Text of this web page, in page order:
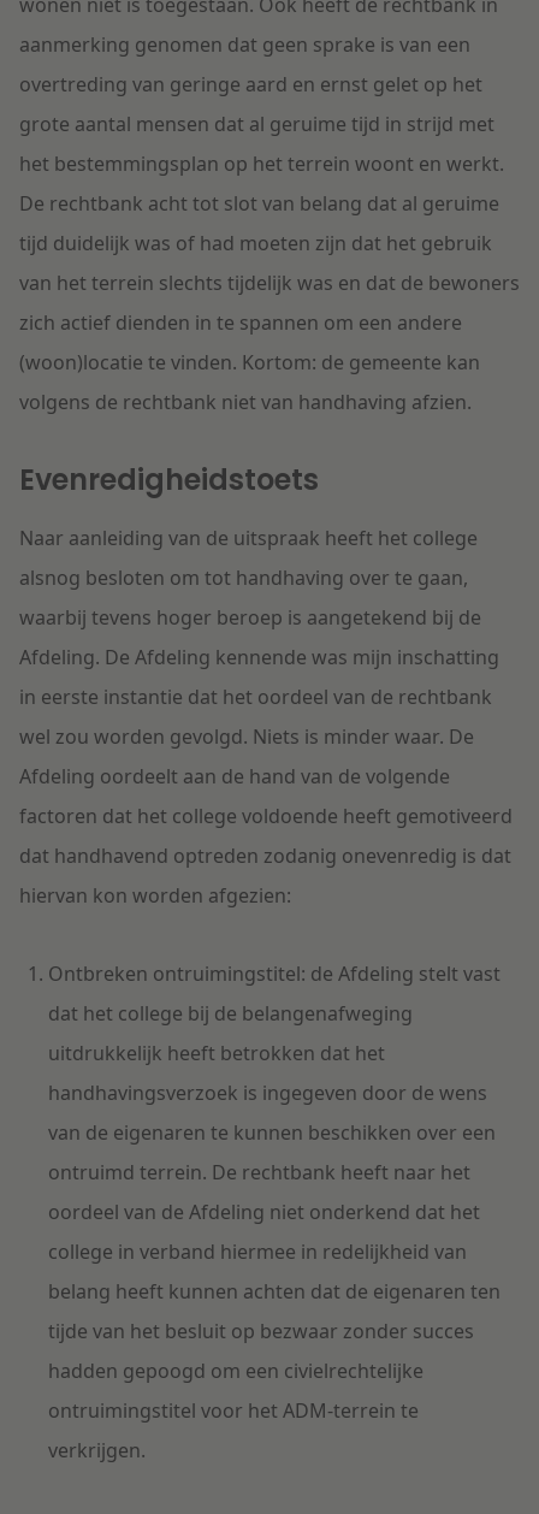
aanmerking genomen dat geen sprake is van een
overtreding van geringe aard en ernst gelet op het
grote aantal mensen dat al geruime tijd in strijd met
het bestemmingsplan op het terrein woont en werkt.
De rechtbank acht tot slot van belang dat al geruime
tijd duidelijk was of had moeten zijn dat het gebruik
van het terrein slechts tijdelijk was en dat de bewoners
zich actief dienden in te spannen om een andere
(woon)locatie te vinden. Kortom: de gemeente kan
volgens de rechtbank niet van handhaving afzien.
Evenredigheidstoets
Naar aanleiding van de uitspraak heeft het college
alsnog besloten om tot handhaving over te gaan,
waarbij tevens hoger beroep is aangetekend bij de
Afdeling. De Afdeling kennende was mijn inschatting
in eerste instantie dat het oordeel van de rechtbank
wel zou worden gevolgd. Niets is minder waar. De
Afdeling oordeelt aan de hand van de volgende
factoren dat het college voldoende heeft gemotiveerd
dat handhavend optreden zodanig onevenredig is dat
hiervan kon worden afgezien:
Ontbreken ontruimingstitel: de Afdeling stelt vast
dat het college bij de belangenafweging
uitdrukkelijk heeft betrokken dat het
handhavingsverzoek is ingegeven door de wens
van de eigenaren te kunnen beschikken over een
ontruimd terrein. De rechtbank heeft naar het
oordeel van de Afdeling niet onderkend dat het
college in verband hiermee in redelijkheid van
belang heeft kunnen achten dat de eigenaren ten
tijde van het besluit op bezwaar zonder succes
hadden gepoogd om een civielrechtelijke
ontruimingstitel voor het ADM-terrein te
verkrijgen.